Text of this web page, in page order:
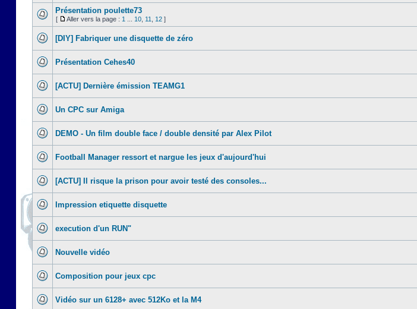
Présentation poulette73
[ Aller vers la page : 1 10 11 12 ]
[DIY] Fabriquer une disquette de zéro
Présentation Cehes40
[ACTU] Dernière émission TEAMG1
Un CPC sur Amiga
DEMO - Un film double face / double densité par Alex Pilot
Football Manager ressort et nargue les jeux d'aujourd'hui
[ACTU] Il risque la prison pour avoir testé des consoles...
Impression etiquette disquette
execution d'un RUN"
Nouvelle vidéo
Composition pour jeux cpc
Vidéo sur un 6128+ avec 512Ko et la M4